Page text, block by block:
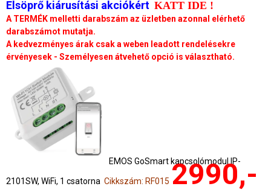
Elsöprő kiárusítási akciókért KATT IDE !
A TERMÉK melletti darabszám az üzletben azonnal elérhető
darabszámot mutatja.
A kedvezményes árak csak a weben leadott rendelésekre
érvényesek - Személyesen átvehető opció is választható.
EMOS GoSmart kapcsolómodul IP-
2101SW, WiFi, 1 csatorna Cikkszám: RF015 2990,-